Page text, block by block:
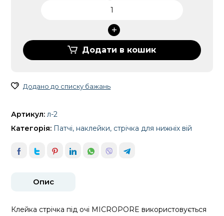
вій
MICROPORE
(віскозна)
Додати в кошик
Додано до списку бажань
Артикул:л-2
Категорія: Патчі, наклейки, стрічка для нижніх вій
Опис
Клейка стрічка під очі MICROPORE використовується